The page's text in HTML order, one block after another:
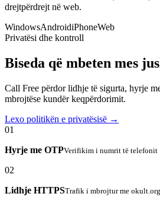
drejtpërdrejt në web.
WindowsAndroidiPhoneWeb
Privatësi dhe kontroll
Biseda që mbeten mes
Call Free përdor lidhje të sigurta, hyrje
mbrojtëse kundër keqpërdorimit.
Lexo politikën e privatësisë →
01
Hyrje me OTPVerifikim i numrit të telefonit
02
Lidhje HTTPSTrafik i mbrojtur me okult.org